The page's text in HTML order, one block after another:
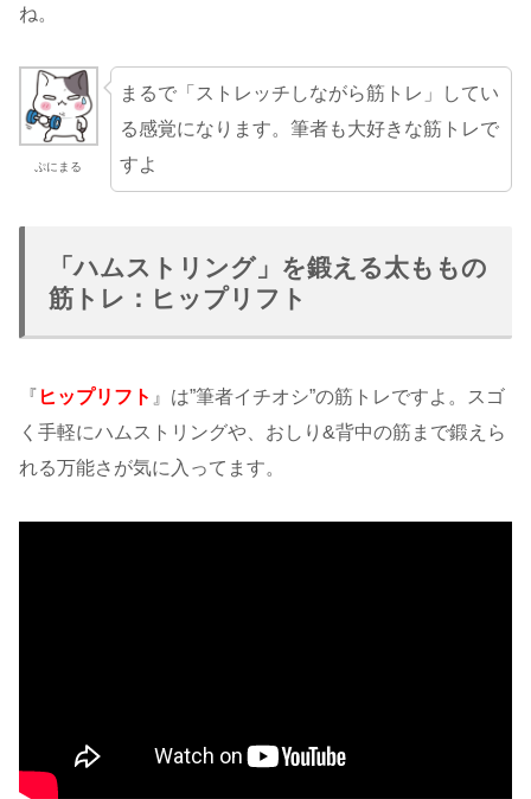
ね。
ぷにまる
まるで「ストレッチしながら筋トレ」してい
る感覚になります。筆者も大好きな筋トレで
すよ
「ハムストリング」を鍛える太ももの
筋トレ：ヒップリフト
『 ヒップリフト 』は”筆者イチオシ”の筋トレですよ。スゴ
く手軽にハムストリングや、おしり&背中の筋まで鍛えら
れる万能さが気に入ってます。